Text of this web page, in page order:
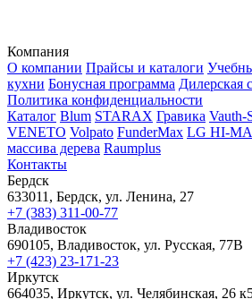
Компания
О компании Прайсы и каталоги
кухни Бонусная программа Дилерская
Политика конфиденциальности
Каталог Blum STARAX Гравика Vauth-
VENETO Volpato FunderMax LG HI-
массива дерева Raumplus
Контакты
Бердск
633011, Бердск, ул. Ленина, 27
+7 (383) 311-00-77
Владивосток
690105, Владивосток, ул. Русская, 77В
+7 (423) 23-171-23
Иркутск
664035, Иркутск, ул. Челябинская, 26